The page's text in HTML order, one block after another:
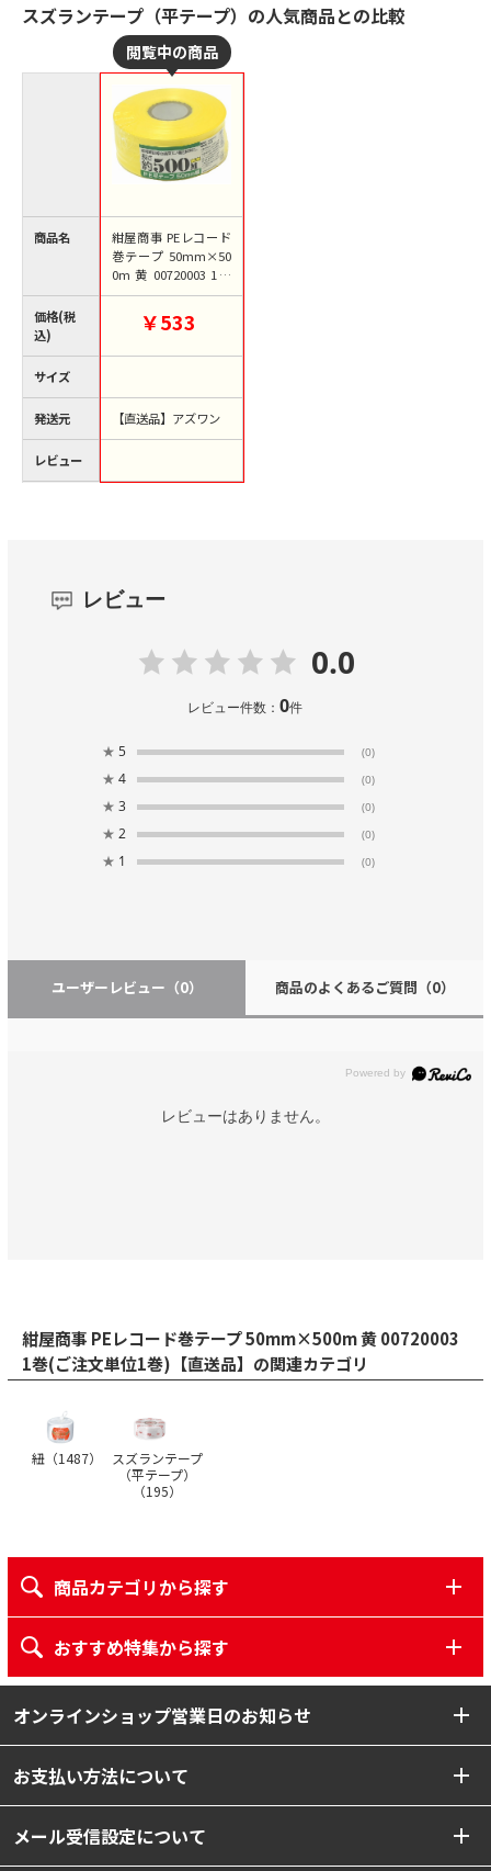
スズランテープ（平テープ）の人気商品との比較
商品名
価格(税
込)
サイズ
発送元
レビュー
紺屋商事 PEレコード
巻テープ 50mm×50
0m 黄 00720003 1巻
(ご注文単位1巻)【直
￥533
【直送品】アズワン
レビュー
0.0
レビュー件数：0件
★ 5 (0)
★ 4 (0)
★ 3 (0)
★ 2 (0)
★ 1 (0)
ユーザーレビュー （0） 商品のよくあるご質問 （0）
レビューはありません。
紺屋商事 PEレコード巻テープ 50mm×500m 黄 00720003
1巻(ご注文単位1巻)【直送品】の関連カテゴリ
紐（1487）
スズランテープ
（平テープ）
（195）
商品カテゴリから探す
おすすめ特集から探す
オンラインショップ営業日のお知らせ
お支払い方法について
メール受信設定について